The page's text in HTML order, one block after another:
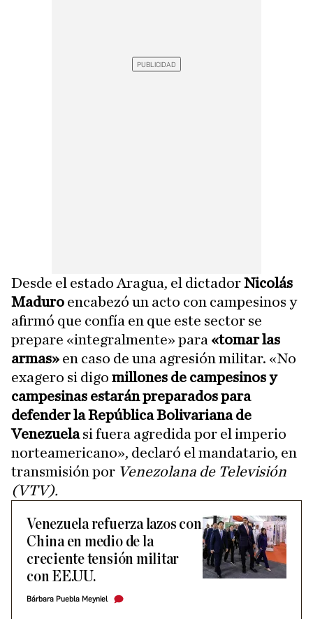
Desde el estado Aragua, el dictadorNicolás
Maduro encabezó un acto con campesinos y
afirmó que confía en que este sector se
prepare «integralmente» para «tomar las
armas» en caso de una agresión militar. «No
exagero si digo millones de campesinos y
campesinas estarán preparados para
defender la República Bolivariana de
Venezuelasi fuera agredida por el imperio
norteamericano», declaró el mandatario, en
transmisión por Venezolana de Televisión
(VTV).
Venezuela refuerza lazos con
China en medio de la
creciente tensión militar
con EE.UU.
Bárbara Puebla Meyniel